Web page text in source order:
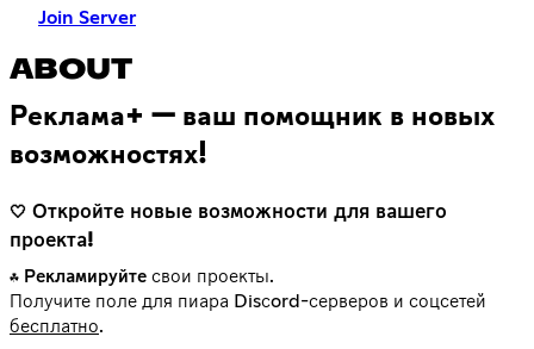
Join Server
ABOUT
Реклама+ — ваш помощник в новых
возможностях!
🤍 Откройте новые возможности для вашего
проекта!
☘️ Рекламируйте свои проекты.
Получите поле для пиара Disсord-серверов и соцсетей
бесплатно.